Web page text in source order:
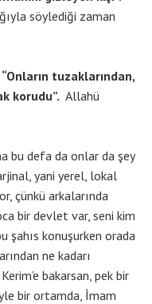
söylediği zaman
“Onların tuzaklarından,
korudu”. Allahü
bu defa da onlar da şey
yani yerel, lokal
çünkü arkalarında
bir devlet var, seni kim
şahıs konuşurken orada
ne kadarı
bakarsan, pek bir
bir ortamda, İmam